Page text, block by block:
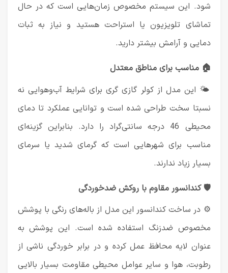
شود. این سیستم مخصوص زمان‌هایی است که در حال
تماشای تلویزیون یا استراحت هستید و نیاز به ثبات
دمایی و آرامش بیشتر دارید.
🏠 مناسب برای مناطق معتدل
🌤️ این مدل از کولر گازی گری برای شرایط آب‌وهوایی نه
نسبتا سخت طراحی شده است و توانایی عملکرد تا دمای
محیطی 46 درجه سانتی‌گراد را دارد. بنابراین گزینه‌ای
مناسب برای شهرهایی است که گرمای شدید یا سرمای
بسیار زیاد ندارند.
🛡️ کندانسور مقاوم با روکش ضدخوردگی
⚙️ در ساخت کندانسور این مدل از باله‌های رنگی با پوشش
مخصوص ضدزنگ استفاده شده است. این پوشش به
عنوان لایه محافظ عمل کرده و در برابر خوردگی ناشی از
رطوبت، هوا و سایر عوامل محیطی مقاومت بسیار بالایی